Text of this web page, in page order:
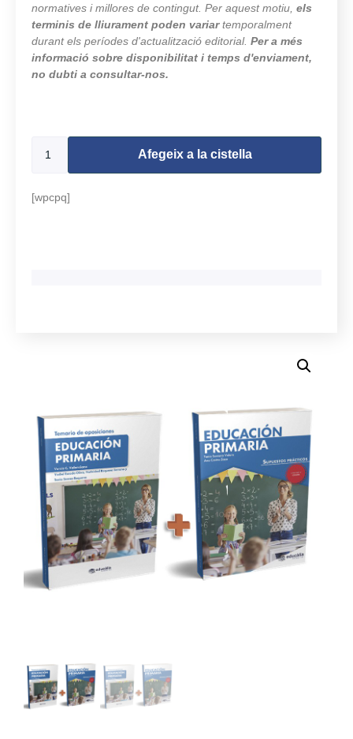
normatives i millores de contingut. Per aquest motiu, els
terminis de lliurament poden variartemporalment
durant els períodes d'actualització editorial. Per a més
informació sobre disponibilitat i temps d'enviament,
no dubti a consultar-nos.
Afegeix a la cistella
[wpcpq]